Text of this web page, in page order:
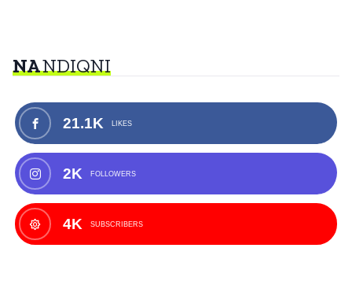
NANDIQNI
21.1K LIKES
2K FOLLOWERS
4K SUBSCRIBERS